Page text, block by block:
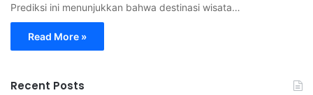
Prediksi ini menunjukkan bahwa destinasi wisata…
Read More »
Recent Posts